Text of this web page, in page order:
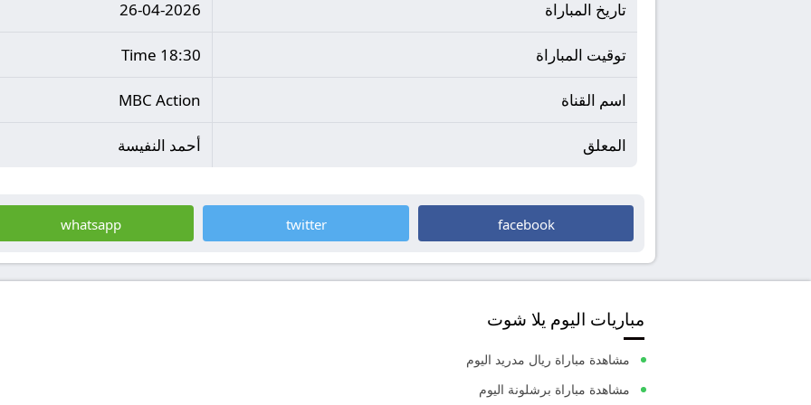
تاريخ المباراة 26-04-2026
توقيت المباراة 18:30 Time
اسم القناة MBC Action
المعلق أحمد النفيسة
facebook
twitter
whatsapp
مباريات اليوم يلا شوت
مشاهدة مباراة ريال مدريد اليوم
مشاهدة مباراة برشلونة اليوم